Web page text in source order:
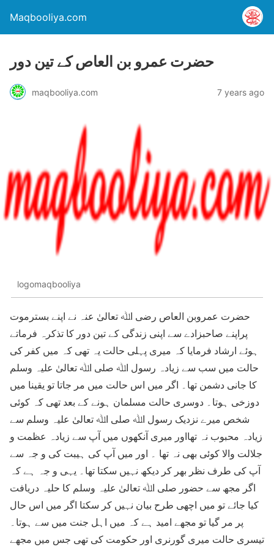
Maqbooliya.com
حضرت عمرو بن العاص کے تین دور
maqbooliya.com 7 years ago
logomaqbooliya
حضرت عمروبن العاص رضی اﷲ تعالیٰ عنہ نے اپنے بسترموت
پراپنے صاحبزادے سے اپنی زندگی کے تین دور کا تذکرہ فرماتے
ہوئے ارشاد فرمایا کہ میری پہلی حالت یہ تھی کہ میں کفر کی
حالت میں سب سے زیادہ رسول اﷲ صلی اﷲ تعالیٰ علیہ وسلم
کا جانی دشمن تھا۔ اگر میں اس حالت میں مر جاتا تو یقینا میں
دوزخی ہوتا۔ دوسری حالت مسلمان ہونے کے بعد تھی کہ کوئی
شخص میرے نزدیک رسول اﷲ صلی اﷲ تعالیٰ علیہ وسلم سے
زیادہ محبوب نہ تھااور میری آنکھوں میں آپ سے زیادہ عظمت و
جلالت والا کوئی بھی نہ تھا ۔ اور میں آپ کی ہیبت کی و جہ سے
آپ کی طرف نظر بھر کر دیکھ نہیں سکتا تھا۔ یہی و جہ ہے کہ
اگر مجھ سے حضور صلی اﷲ تعالیٰ علیہ وسلم کا حلیہ دریافت
کیا جائے تو میں اچھی طرح بیان نہیں کر سکتا اگر میں اس حال
پر مر گیا تو مجھے امید ہے کہ میں اہل جنت میں سے ہوتا۔
تیسری حالت میری گورنری اور حکومت کی تھی جس میں مجھے